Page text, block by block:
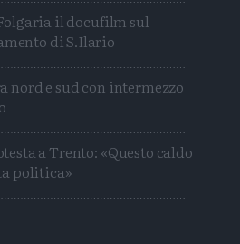
di S.Ilario
nord e sud con intermezzo
a Trento: «Questo caldo
politica»